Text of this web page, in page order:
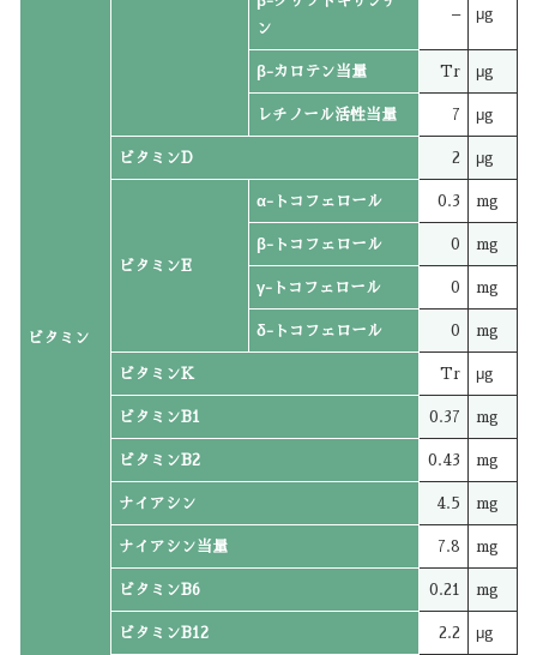
ビタミン
ン
– μg
β-カロテン当量 Tr μg
レチノール活性当量 7 μg
ビタミンD 2 μg
ビタミンE
α-トコフェロール 0.3 mg
β-トコフェロール 0 mg
γ-トコフェロール 0 mg
δ-トコフェロール 0 mg
ビタミンK Tr μg
ビタミンB1 0.37 mg
ビタミンB2 0.43 mg
ナイアシン 4.5 mg
ナイアシン当量 7.8 mg
ビタミンB6 0.21 mg
ビタミンB12 2.2 μg